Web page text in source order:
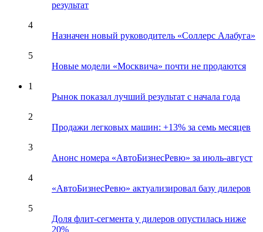
результат
4
Назначен новый руководитель «Соллерс Алабуга»
5
Новые модели «Москвича» почти не продаются
1
Рынок показал лучший результат с начала года
2
Продажи легковых машин: +13% за семь месяцев
3
Анонс номера «АвтоБизнесРевю» за июль-август
4
«АвтоБизнесРевю» актуализировал базу дилеров
5
Доля флит-сегмента у дилеров опустилась ниже
20%